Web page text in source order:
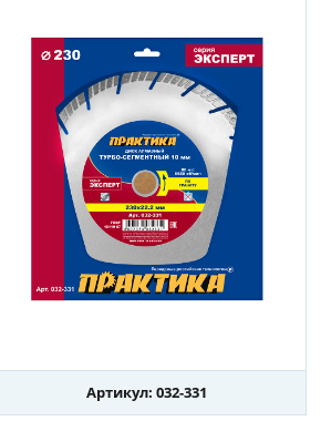
Артикул: 032-331